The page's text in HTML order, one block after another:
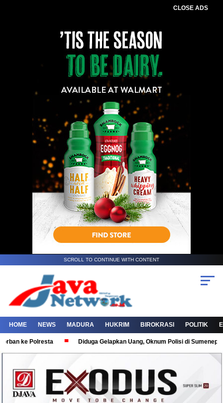
CLOSE ADS
SCROLL TO CONTINUE WITH CONTENT
HOME NEWS MADURA HUKRIM BIROKRASI POLITIK
ke Polresta Diduga Gelapkan Uang, Oknum Polisi di Sumenep